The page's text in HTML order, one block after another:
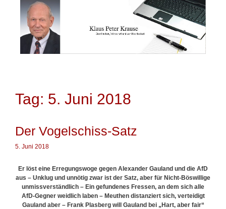
Tag: 5. Juni 2018
Der Vogelschiss-Satz
5. Juni 2018
Er löst eine Erregungswoge gegen Alexander Gauland und die AfD
aus – Unklug und unnötig zwar ist der Satz, aber für Nicht-Böswillige
unmissverständlich – Ein gefundenes Fressen, an dem sich alle
AfD-Gegner weidlich laben – Meuthen distanziert sich, verteidigt
Gauland aber – FrankPlasberg will Gauland bei „Hart, aber fair“